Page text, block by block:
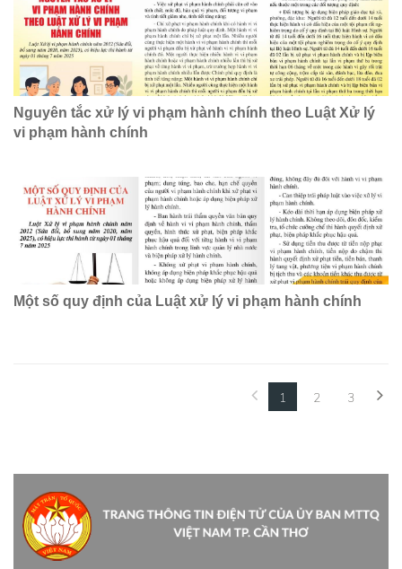
Nguyên tắc xử lý vi phạm hành chính theo Luật Xử lý
vi phạm hành chính
Một số quy định của Luật xử lý vi phạm hành chính
1(current)
2 3